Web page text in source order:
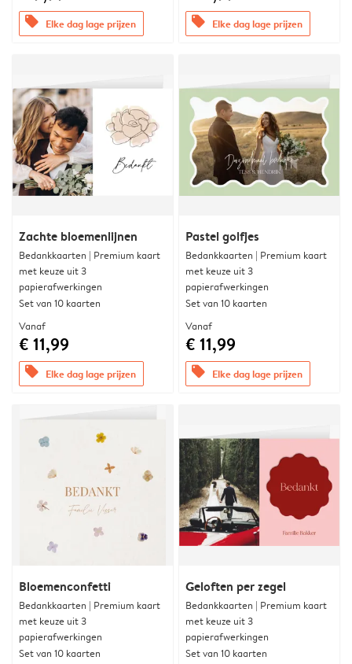
offers Elke dag lage prijzen offers Elke dag lage prijzen
Zachte bloemenlijnen
Bedankkaarten | Premium kaart
met keuze uit 3
papierafwerkingen
Set van 10 kaarten
Vanaf
€ 11,99
offers Elke dag lage prijzen
Pastel golfjes
Bedankkaarten | Premium kaart
met keuze uit 3
papierafwerkingen
Set van 10 kaarten
Vanaf
€ 11,99
offers Elke dag lage prijzen
Bloemenconfetti
Bedankkaarten | Premium kaart
met keuze uit 3
papierafwerkingen
Set van 10 kaarten
Geloften per zegel
Bedankkaarten | Premium kaart
met keuze uit 3
papierafwerkingen
Set van 10 kaarten